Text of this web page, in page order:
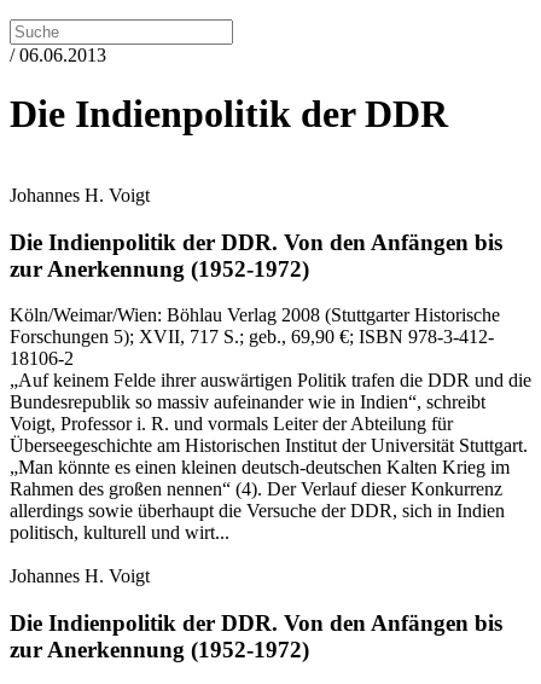
/ 06.06.2013
Die Indienpolitik der DDR
Johannes H. Voigt
Die Indienpolitik der DDR. Von den Anfängen bis
zur Anerkennung (1952-1972)
Köln/Weimar/Wien: Böhlau Verlag 2008 (Stuttgarter Historische
Forschungen 5); XVII, 717 S.; geb., 69,90 €; ISBN 978-3-412-
18106-2
„Auf keinem Felde ihrer auswärtigen Politik trafen die DDR und die
Bundesrepublik so massiv aufeinander wie in Indien“, schreibt
Voigt, Professor i. R. und vormals Leiter der Abteilung für
Überseegeschichte am Historischen Institut der Universität Stuttgart.
„Man könnte es einen kleinen deutsch-deutschen Kalten Krieg im
Rahmen des großen nennen“ (4). Der Verlauf dieser Konkurrenz
allerdings sowie überhaupt die Versuche der DDR, sich in Indien
politisch, kulturell und wirt...
Johannes H. Voigt
Die Indienpolitik der DDR. Von den Anfängen bis
zur Anerkennung (1952-1972)